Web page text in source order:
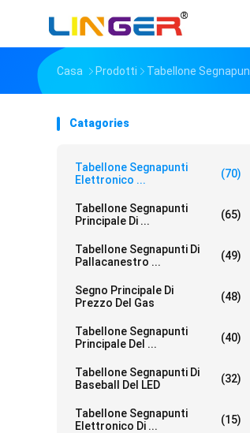
Casa Prodotti Tabellone
Catagories
Tabellone Segnapunti
Elettronico ...
(70)
Tabellone Segnapunti
Principale Di ...
(65)
Tabellone Segnapunti Di
Pallacanestro ...
(49)
Segno Principale Di
Prezzo Del Gas
(48)
Tabellone Segnapunti
Principale Del ...
(40)
Tabellone Segnapunti Di
Baseball Del LED
(32)
Tabellone Segnapunti
Elettronico Di ...
(15)